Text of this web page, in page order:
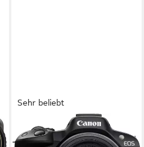
Sehr beliebt
CANON
EOS R50 + RF-S 18-45mm